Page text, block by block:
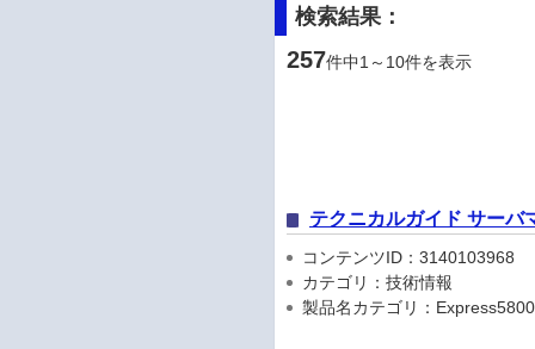
検索結果：
257件中1～10件を表示
テクニカルガイド サーバ
コンテンツID：3140103968
カテゴリ：技術情報
製品名カテゴリ：